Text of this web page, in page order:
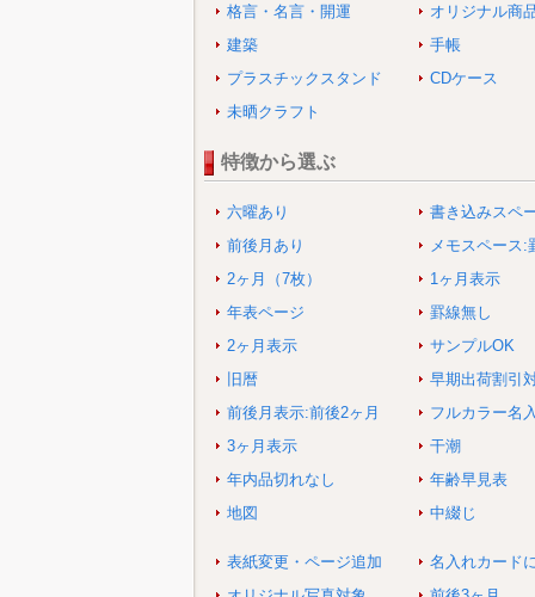
格言・名言・開運
オリジナル商
建築
手帳
プラスチックスタンド
CDケース
未晒クラフト
特徴から選ぶ
六曜あり
書き込みスペ
前後月あり
メモスペース:
2ヶ月（7枚）
1ヶ月表示
年表ページ
罫線無し
2ヶ月表示
サンプルOK
旧暦
早期出荷割引
前後月表示:前後2ヶ月
フルカラー名
3ヶ月表示
干潮
年内品切れなし
年齢早見表
地図
中綴じ
表紙変更・ページ追加
名入れカード